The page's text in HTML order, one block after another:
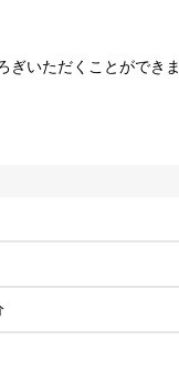
ぎいただくことができ